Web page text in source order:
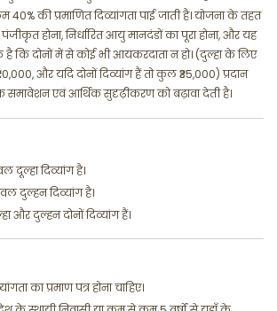
की प्रमाणित दिव्यांगता पाई जाती है। योजना के तहत
होना, निर्धारित आयु मानदंडों का पूरा होना, और यह
कि दोनों में से कोई भी आयकरदाता न हो। (दुल्हा के लिए
और यदि दोनों दिव्यांग हैं तो कुल ₹35,000) प्रदान
समावेशन एवं आर्थिक सुदृढ़ीकरण को बढ़ावा देती है।
दूल्हा दिव्यांग है।
दुल्हन दिव्यांग है।
और दुल्हन दोनों दिव्यांग हैं।
का प्रमाण पत्र होना चाहिए।